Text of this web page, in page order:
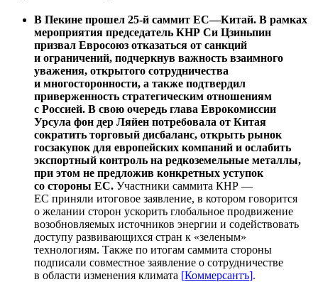
В Пекине прошел 25-й саммит ЕС—Китай. В рамках
мероприятия председатель КНР Си Цзиньпин
призвал Евросоюз отказаться от санкций
и ограничений, подчеркнув важность взаимного
уважения, открытого сотрудничества
и многосторонности, а также подтвердил
приверженность стратегическим отношениям
с Россией. В свою очередь глава Еврокомиссии
Урсула фон дер Ляйен потребовала от Китая
сократить торговый дисбаланс, открыть рынок
госзакупок для европейских компаний и ослабить
экспортный контроль на редкоземельные металлы,
при этом не предложив конкретных уступок
со стороны ЕС. Участники саммита КНР —
ЕС приняли итоговое заявление, в котором говорится
о желании сторон ускорить глобальное продвижение
возобновляемых источников энергии и содействовать
доступу развивающихся стран к «зеленым»
технологиям. Также по итогам саммита стороны
подписали совместное заявление о сотрудничестве
в области изменения климата [Коммерсантъ].